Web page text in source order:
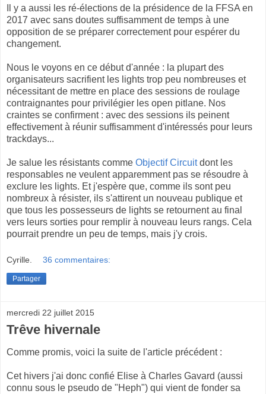
Il y a aussi les ré-élections de la présidence de la FFSA en
2017 avec sans doutes suffisamment de temps à une
opposition de se préparer correctement pour espérer du
changement.
Nous le voyons en ce début d'année : la plupart des
organisateurs sacrifient les lights trop peu nombreuses et
nécessitant de mettre en place des sessions de roulage
contraignantes pour privilégier les open pitlane. Nos
craintes se confirment : avec des sessions ils peinent
effectivement à réunir suffisamment d'intéressés pour leurs
trackdays...
Je salue les résistants comme Objectif Circuitdont les
responsables ne veulent apparemment pas se résoudre à
exclure les lights. Et j'espère que, comme ils sont peu
nombreux à résister, ils s'attirent un nouveau publique et
que tous les possesseurs de lights se retournent au final
vers leurs sorties pour remplir à nouveau leurs rangs. Cela
pourrait prendre un peu de temps, mais j'y crois.
Cyrille. 36 commentaires:
Partager
mercredi 22 juillet 2015
Trêve hivernale
Comme promis, voici la suite de l'article précédent :
Cet hivers j'ai donc confié Elise à Charles Gavard (aussi
connu sous le pseudo de "Heph") qui vient de fonder sa